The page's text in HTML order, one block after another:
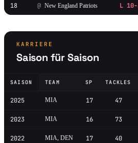
18 @ New England Patriots L 10-
KARRIERE
Saison für Saison
SAISON TEAM SP TACKLES
2025 MIA 17 47
2023 MIA 16 73
2022 MIA, DEN 17 40